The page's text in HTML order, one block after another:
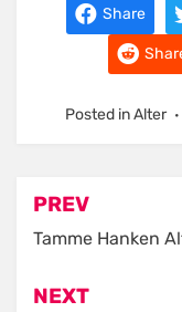
Share
Posted inAlter
Post
PREV
Tamme Hanken
NEXT